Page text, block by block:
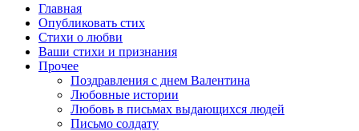
Главная
Опубликовать стих
Стихи о любви
Ваши стихи и признания
Прочее
Поздравления с днем Валентина
Любовные истории
Любовь в письмах выдающихся людей
Письмо солдату